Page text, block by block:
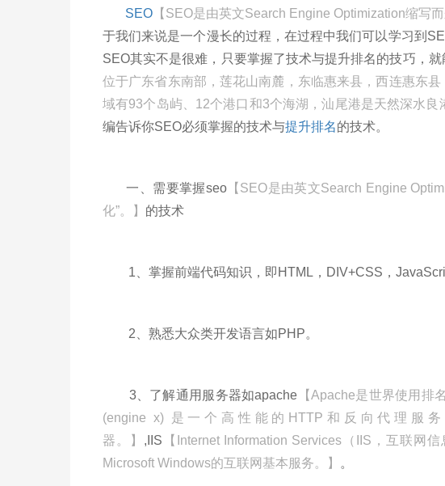
SEO 【SEO是由英文Search Engine Optimization缩写
于我们来说是一个漫长的过程，在过程中我们可以学习到
SEO其实不是很难，只要掌握了技术与提升排名的技巧，
位于广东省东南部，莲花山南麓，东临惠来县，西连惠东
域有93个岛屿、12个港口和3个海湖，汕尾港是天然深水良
编告诉你SEO必须掌握的技术与提升排名的技术。
一、需要掌握seo【SEO是由英文Search Engine
化”。】 的技术
1、掌握前端代码知识，即HTML，DIV+CSS，
2、熟悉大众类开发语言如PHP。
3、了解通用服务器如apache 【Apache是世界使用排
(engine x) 是一个高性能的HTTP和反向代理服务
器。】 ,IIS 【Internet Information Services（IIS，互联网
Microsoft Windows的互联网基本服务。】
。